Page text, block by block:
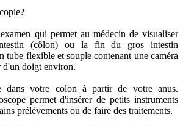
qui permet au médecin de visualiser
(côlon) ou la fin du gros intestin
tube flexible et souple contenant une caméra
d'un doigt environ.
dans votre colon à partir de votre anus.
permet d'insérer de petits instruments
prélèvements ou de faire des traitements.